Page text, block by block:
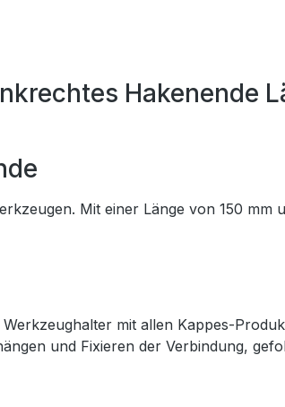
Hakenende
Mit einer Länge von 150 mm
mit allen Kappes-
und Fixieren der Verbindung,